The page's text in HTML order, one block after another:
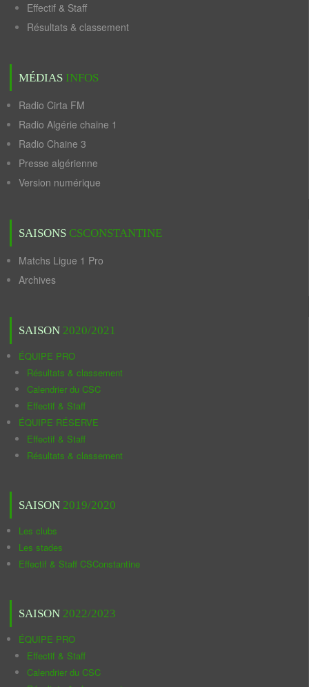
Effectif & Staff
Résultats & classement
MÉDIAS INFOS
Radio Cirta FM
Radio Algérie chaine 1
Radio Chaine 3
Presse algérienne
Version numérique
SAISONS CSCONSTANTINE
Matchs Ligue 1 Pro
Archives
SAISON 2020/2021
ÉQUIPE PRO
Résultats & classement
Calendrier du CSC
Effectif & Staff
ÉQUIPE RÉSERVE
Effectif & Staff
Résultats & classement
SAISON 2019/2020
Les clubs
Les stades
Effectif & Staff CSConstantine
SAISON 2022/2023
ÉQUIPE PRO
Effectif & Staff
Calendrier du CSC